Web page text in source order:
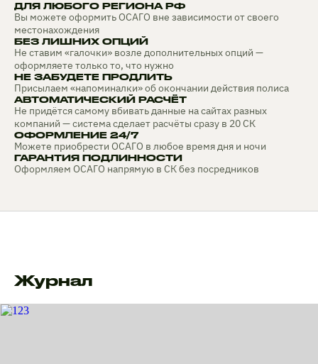
ДЛЯ ЛЮБОГО РЕГИОНА РФ
Вы можете оформить ОСАГО вне зависимости от своего
местонахождения
БЕЗ ЛИШНИХ ОПЦИЙ
Не ставим «галочки» возле дополнительных опций —
оформляете только то, что нужно
НЕ ЗАБУДЕТЕ ПРОДЛИТЬ
Присылаем «напоминалки» об окончании действия полиса
АВТОМАТИЧЕСКИЙ РАСЧЁТ
Не придётся самому вбивать данные на сайтах разных
компаний — система сделает расчёты сразу в 20 СК
ОФОРМЛЕНИЕ 24/7
Можете приобрести ОСАГО в любое время дня и ночи
ГАРАНТИЯ ПОДЛИННОСТИ
Оформляем ОСАГО напрямую в СК без посредников
Журнал